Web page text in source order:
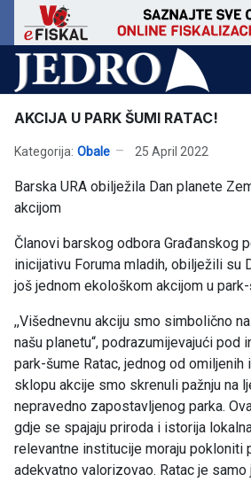
AKCIJA U PARK ŠUMI RATAC!
Kategorija: Obale 25 April 2022
Barska URA obilježila Dan planete
akcijom
Članovi barskog odbora Građanskog
inicijativu Foruma mladih, obilježili su
još jednom ekološkom akcijom u park-
,,Višednevnu akciju smo simbolično
našu planetu“, podrazumijevajući pod
park-šume Ratac, jednog od
sklopu akcije smo skrenuli pažnju na
nepravedno zapostavljenog parka.
gdje se spajaju priroda i istorija
relevantne institucije moraju pokloniti
adekvatno valorizovao. Ratac je